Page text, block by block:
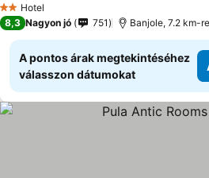
2 Kategória
Hotel
8,3 Nagyon jó 751 Banjole, 7.2 km-
A pontos árak megtekintéséhez
válasszon dátumokat